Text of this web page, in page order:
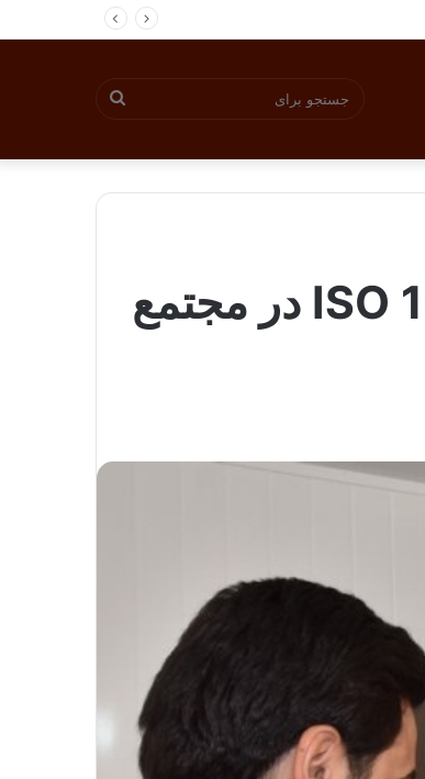
ارزیابی برنامه نظام نهایی استاندارهای 5S و ISO 10015 در مجتمع